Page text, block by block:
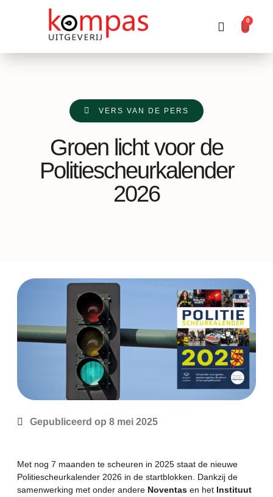
0
VERS VAN DE PERS
Groen licht voor de
Politiescheurkalender
2026
Gepubliceerd op 8 mei 2025
Met nog 7 maanden te scheuren in 2025 staat de nieuwe
Politiescheurkalender 2026 in de startblokken. Dankzij de
samenwerking met onder andere Noventas en het Instituut